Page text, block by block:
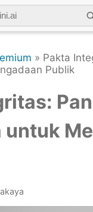
» Pakta
Publik